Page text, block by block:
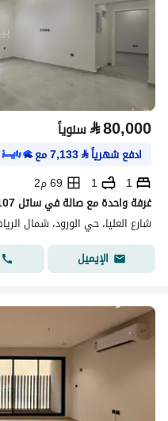
⃁80,000 سنوياً
ادفع شهرياً⃁
7,133مع
1
1
69 م2
غرفة واحدة مع صالة في ساتل 107 5 دقائق لمحطة المترو
شارع العليا، حي الورود، شمال
الإيميل